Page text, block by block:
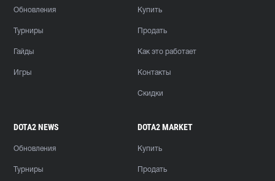
Обновления
Турниры
Гайды
Игры
Купить
Продать
Как это работает
Контакты
Скидки
DOTA2 NEWS
Обновления
Турниры
DOTA2 MARKET
Купить
Продать